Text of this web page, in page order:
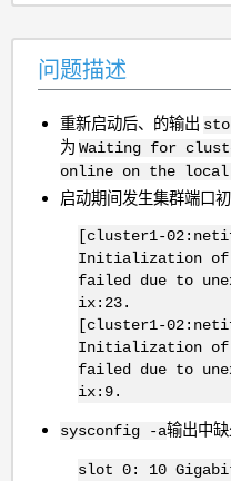
问题描述
重新启动后、的输出
为Waiting for
online on the local
启动期间发生集群端口初
[cluster1-
Initialization of
failed due to
ix:23.
[cluster1-
Initialization of
failed due to
ix:9.
sysconfig -a输出中缺
slot 0: 10